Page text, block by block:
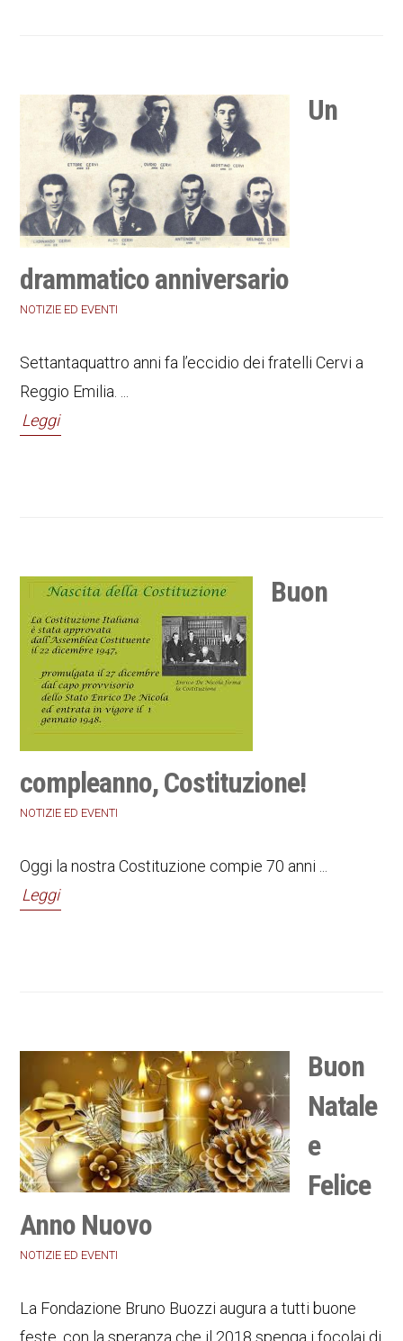
Un
drammatico anniversario
NOTIZIE ED EVENTI
Settantaquattro anni fa l’eccidio dei fratelli Cervi a
Reggio Emilia. ...
Leggi
Buon
compleanno, Costituzione!
NOTIZIE ED EVENTI
Oggi la nostra Costituzione compie 70 anni ...
Leggi
Buon
Natale
e
Felice
Anno Nuovo
NOTIZIE ED EVENTI
La Fondazione Bruno Buozzi augura a tutti buone
feste, con la speranza che il 2018 spenga i focolai di